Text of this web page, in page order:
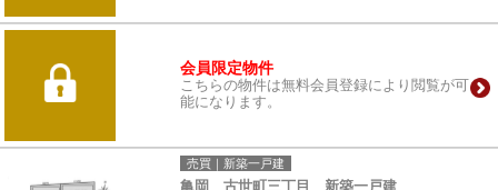
会員限定物件
こちらの物件は無料会員登録により閲覧が可
能になります。
売買｜新築一戸建
亀岡 古世町三丁目 新築一戸建